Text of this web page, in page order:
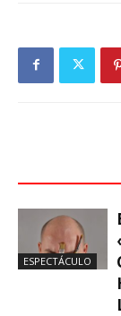
ESPECTÁCULO